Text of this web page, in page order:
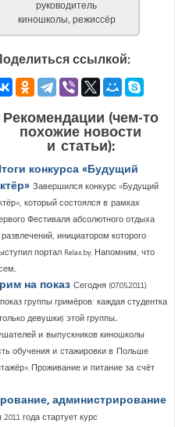
руководитель
киношколы, режиссёр
ссылкой:
Рекомендации (чем-то
похожие новости
и статьи):
конкурса «Будущий
Завершился конкурс «Будущий
который состоялся в рамках
Фестиваля абсолютного отдыха
инициатором которого
портал Relax.by. Напомним, что
на показ Сегодня (07.05.2011)
группы гримёров: каждая студентка
девушки) этой группы...
и выпускников киношколы
обучения и стажировки в Польше
Проживание и питание за счёт
администрирование
2011 года стартует курс